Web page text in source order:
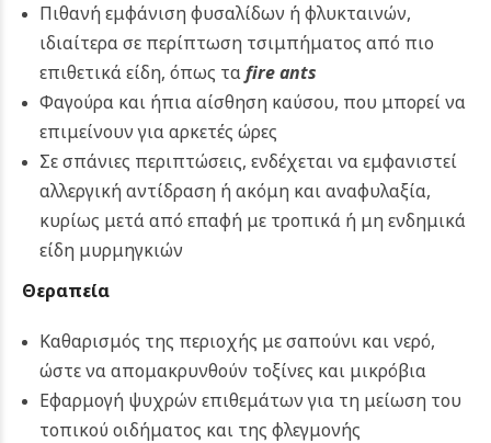
Πιθανή εμφάνιση φυσαλίδων ή φλυκταινών,
ιδιαίτερα σε περίπτωση τσιμπήματος από πιο
επιθετικά είδη, όπως ταfire ants
Φαγούρα και ήπια αίσθηση καύσου, που μπορεί να
επιμείνουν για αρκετές ώρες
Σε σπάνιες περιπτώσεις, ενδέχεται να εμφανιστεί
αλλεργική αντίδραση ή ακόμη και αναφυλαξία,
κυρίως μετά από επαφή με τροπικά ή μη ενδημικά
είδη μυρμηγκιών
Θεραπεία
Καθαρισμός της περιοχής με σαπούνι και νερό,
ώστε να απομακρυνθούν τοξίνες και μικρόβια
Εφαρμογή ψυχρών επιθεμάτων για τη μείωση του
τοπικού οιδήματος και της φλεγμονής